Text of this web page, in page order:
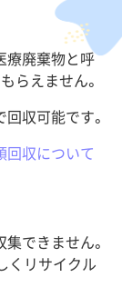
療廃棄物と呼
らえません。
収可能です。
回収について
できません。
くリサイクル